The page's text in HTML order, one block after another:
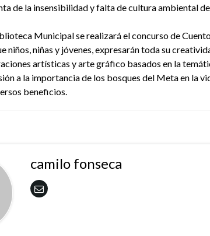
de la insensibilidad y falta de cultura ambiental
Municipal se realizará el concurso de
niños, niñas y jóvenes, expresarán toda su
artísticas y arte gráfico basados en la
a la importancia de los bosques del Meta en la
beneficios.
camilo fonseca